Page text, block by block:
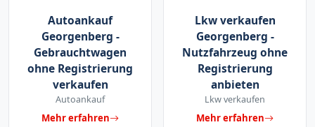
Autoankauf
Georgenberg -
Gebrauchtwagen
ohne Registrierung
verkaufen
Autoankauf
Mehr erfahren
Lkw verkaufen
Georgenberg -
Nutzfahrzeug ohne
Registrierung
anbieten
Lkw verkaufen
Mehr erfahren